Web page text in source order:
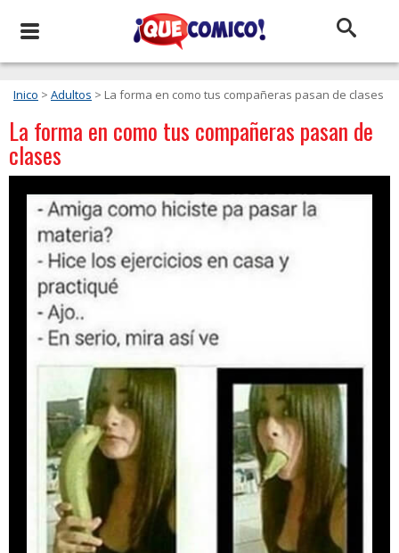
Inico > Adultos > La forma en como tus compañeras pasan de clases
La forma en como tus compañeras pasan de
clases